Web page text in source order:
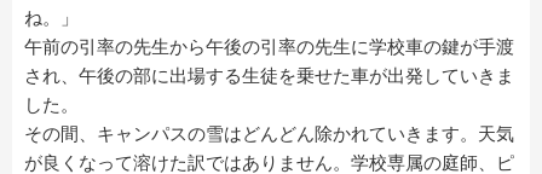
ね。」
午前の引率の先生から午後の引率の先生に学校車の鍵が手渡
され、午後の部に出場する生徒を乗せた車が出発していきま
した。
その間、キャンパスの雪はどんどん除かれていきます。天気
が良くなって溶けた訳ではありません。学校専属の庭師、ピ